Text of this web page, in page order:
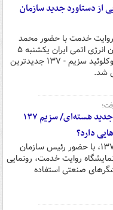
از دستاورد جدید سازمان
روایت خدمت با حضور محمد
اسلامی رئیس سازمان انرژی اتمی ایران یکشنبه ۵
شهریور ۱۴۰۲ از رادیوکلوئید سزیم - ۱۳۷ جدیدترین
شد.
رونمایی از دستاورد جدید هسته‌ای/ سزیم ۱۳۷
دارد؟
رادیو نوکلئید سزیم ۱۳۷، با حضور رئیس سازمان
روایت خدمت، رونمایی
صنعتی استفاده